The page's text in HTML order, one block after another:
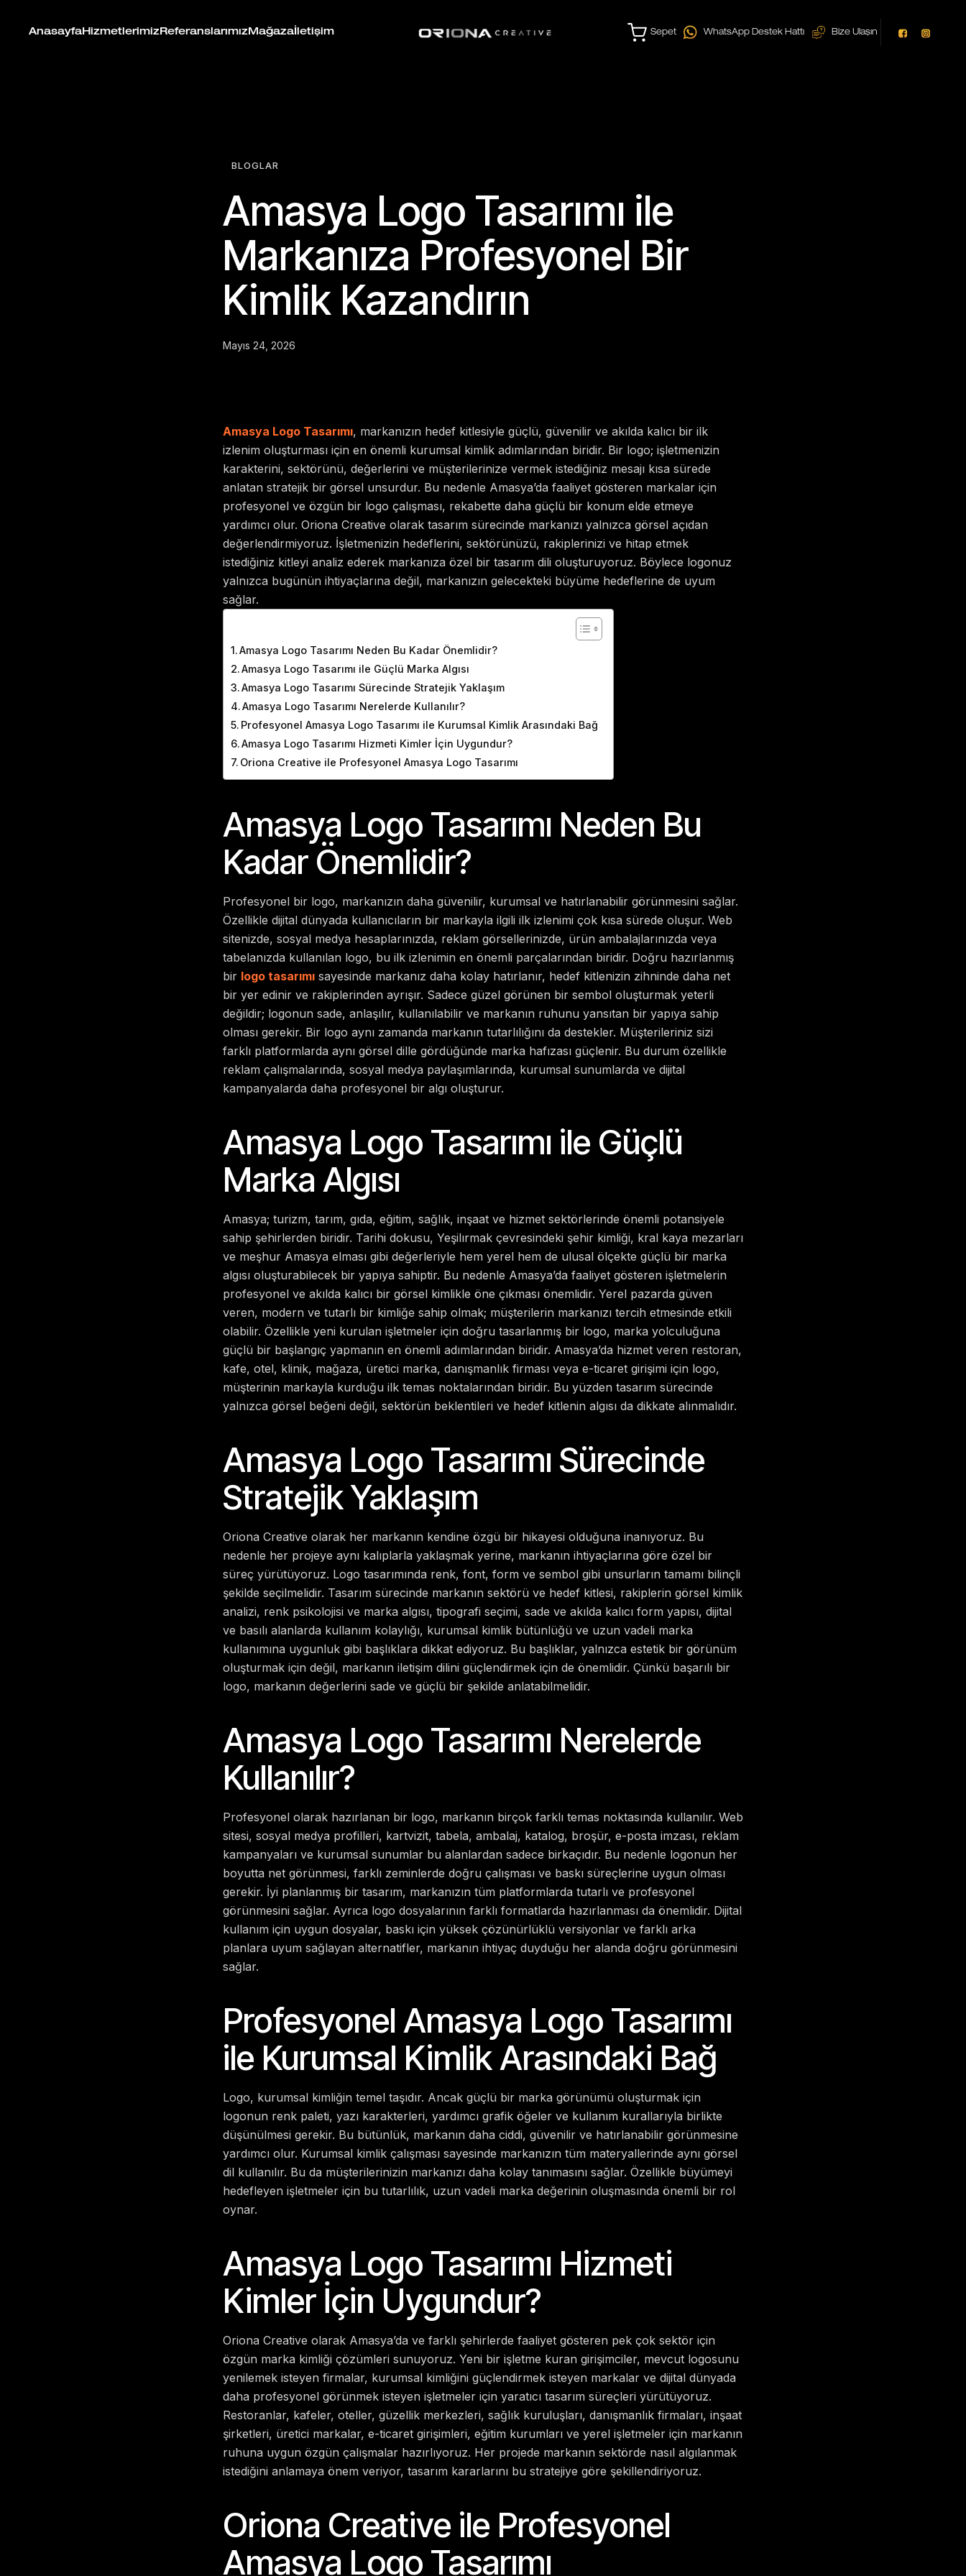
Anasayfa Hizmetlerimiz Referanslarımız Mağaza İletişim Sepet WhatsApp Destek Hattı Bize Ulaşın
BLOGLAR
Amasya Logo Tasarımı ile
Markanıza Profesyonel Bir
Kimlik Kazandırın
Mayıs 24, 2026
Amasya Logo Tasarımı, markanızın hedef kitlesiyle güçlü, güvenilir ve akılda kalıcı bir ilk
izlenim oluşturması için en önemli kurumsal kimlik adımlarından biridir. Bir logo; işletmenizin
karakterini, sektörünü, değerlerini ve müşterilerinize vermek istediğiniz mesajı kısa sürede
anlatan stratejik bir görsel unsurdur. Bu nedenle Amasya’da faaliyet gösteren markalar için
profesyonel ve özgün bir logo çalışması, rekabette daha güçlü bir konum elde etmeye
yardımcı olur. Oriona Creative olarak tasarım sürecinde markanızı yalnızca görsel açıdan
değerlendirmiyoruz. İşletmenizin hedeflerini, sektörünüzü, rakiplerinizi ve hitap etmek
istediğiniz kitleyi analiz ederek markanıza özel bir tasarım dili oluşturuyoruz. Böylece logonuz
yalnızca bugünün ihtiyaçlarına değil, markanızın gelecekteki büyüme hedeflerine de uyum
sağlar.
Amasya Logo Tasarımı Neden Bu Kadar Önemlidir?
Amasya Logo Tasarımı ile Güçlü Marka Algısı
Amasya Logo Tasarımı Sürecinde Stratejik Yaklaşım
Amasya Logo Tasarımı Nerelerde Kullanılır?
Profesyonel Amasya Logo Tasarımı ile Kurumsal Kimlik Arasındaki Bağ
Amasya Logo Tasarımı Hizmeti Kimler İçin Uygundur?
Oriona Creative ile Profesyonel Amasya Logo Tasarımı
Amasya Logo Tasarımı Neden Bu
Kadar Önemlidir?
Profesyonel bir logo, markanızın daha güvenilir, kurumsal ve hatırlanabilir görünmesini sağlar.
Özellikle dijital dünyada kullanıcıların bir markayla ilgili ilk izlenimi çok kısa sürede oluşur. Web
sitenizde, sosyal medya hesaplarınızda, reklam görsellerinizde, ürün ambalajlarınızda veya
tabelanızda kullanılan logo, bu ilk izlenimin en önemli parçalarından biridir. Doğru hazırlanmış
bir logo tasarımısayesinde markanız daha kolay hatırlanır, hedef kitlenizin zihninde daha net
bir yer edinir ve rakiplerinden ayrışır. Sadece güzel görünen bir sembol oluşturmak yeterli
değildir; logonun sade, anlaşılır, kullanılabilir ve markanın ruhunu yansıtan bir yapıya sahip
olması gerekir. Bir logo aynı zamanda markanın tutarlılığını da destekler. Müşterileriniz sizi
farklı platformlarda aynı görsel dille gördüğünde marka hafızası güçlenir. Bu durum özellikle
reklam çalışmalarında, sosyal medya paylaşımlarında, kurumsal sunumlarda ve dijital
kampanyalarda daha profesyonel bir algı oluşturur.
Amasya Logo Tasarımı ile Güçlü
Marka Algısı
Amasya; turizm, tarım, gıda, eğitim, sağlık, inşaat ve hizmet sektörlerinde önemli potansiyele
sahip şehirlerden biridir. Tarihi dokusu, Yeşilırmak çevresindeki şehir kimliği, kral kaya mezarları
ve meşhur Amasya elması gibi değerleriyle hem yerel hem de ulusal ölçekte güçlü bir marka
algısı oluşturabilecek bir yapıya sahiptir. Bu nedenle Amasya’da faaliyet gösteren işletmelerin
profesyonel ve akılda kalıcı bir görsel kimlikle öne çıkması önemlidir. Yerel pazarda güven
veren, modern ve tutarlı bir kimliğe sahip olmak; müşterilerin markanızı tercih etmesinde etkili
olabilir. Özellikle yeni kurulan işletmeler için doğru tasarlanmış bir logo, marka yolculuğuna
güçlü bir başlangıç yapmanın en önemli adımlarından biridir. Amasya’da hizmet veren restoran,
kafe, otel, klinik, mağaza, üretici marka, danışmanlık firması veya e-ticaret girişimi için logo,
müşterinin markayla kurduğu ilk temas noktalarından biridir. Bu yüzden tasarım sürecinde
yalnızca görsel beğeni değil, sektörün beklentileri ve hedef kitlenin algısı da dikkate alınmalıdır.
Amasya Logo Tasarımı Sürecinde
Stratejik Yaklaşım
Oriona Creative olarak her markanın kendine özgü bir hikayesi olduğuna inanıyoruz. Bu
nedenle her projeye aynı kalıplarla yaklaşmak yerine, markanın ihtiyaçlarına göre özel bir
süreç yürütüyoruz. Logo tasarımında renk, font, form ve sembol gibi unsurların tamamı bilinçli
şekilde seçilmelidir. Tasarım sürecinde markanın sektörü ve hedef kitlesi, rakiplerin görsel kimlik
analizi, renk psikolojisi ve marka algısı, tipografi seçimi, sade ve akılda kalıcı form yapısı, dijital
ve basılı alanlarda kullanım kolaylığı, kurumsal kimlik bütünlüğü ve uzun vadeli marka
kullanımına uygunluk gibi başlıklara dikkat ediyoruz. Bu başlıklar, yalnızca estetik bir görünüm
oluşturmak için değil, markanın iletişim dilini güçlendirmek için de önemlidir. Çünkü başarılı bir
logo, markanın değerlerini sade ve güçlü bir şekilde anlatabilmelidir.
Amasya Logo Tasarımı Nerelerde
Kullanılır?
Profesyonel olarak hazırlanan bir logo, markanın birçok farklı temas noktasında kullanılır. Web
sitesi, sosyal medya profilleri, kartvizit, tabela, ambalaj, katalog, broşür, e-posta imzası, reklam
kampanyaları ve kurumsal sunumlar bu alanlardan sadece birkaçıdır. Bu nedenle logonun her
boyutta net görünmesi, farklı zeminlerde doğru çalışması ve baskı süreçlerine uygun olması
gerekir. İyi planlanmış bir tasarım, markanızın tüm platformlarda tutarlı ve profesyonel
görünmesini sağlar. Ayrıca logo dosyalarının farklı formatlarda hazırlanması da önemlidir. Dijital
kullanım için uygun dosyalar, baskı için yüksek çözünürlüklü versiyonlar ve farklı arka
planlara uyum sağlayan alternatifler, markanın ihtiyaç duyduğu her alanda doğru görünmesini
sağlar.
Profesyonel Amasya Logo Tasarımı
ile Kurumsal Kimlik Arasındaki Bağ
Logo, kurumsal kimliğin temel taşıdır. Ancak güçlü bir marka görünümü oluşturmak için
logonun renk paleti, yazı karakterleri, yardımcı grafik öğeler ve kullanım kurallarıyla birlikte
düşünülmesi gerekir. Bu bütünlük, markanın daha ciddi, güvenilir ve hatırlanabilir görünmesine
yardımcı olur. Kurumsal kimlik çalışması sayesinde markanızın tüm materyallerinde aynı görsel
dil kullanılır. Bu da müşterilerinizin markanızı daha kolay tanımasını sağlar. Özellikle büyümeyi
hedefleyen işletmeler için bu tutarlılık, uzun vadeli marka değerinin oluşmasında önemli bir rol
oynar.
Amasya Logo Tasarımı Hizmeti
Kimler İçin Uygundur?
Oriona Creative olarak Amasya’da ve farklı şehirlerde faaliyet gösteren pek çok sektör için
özgün marka kimliği çözümleri sunuyoruz. Yeni bir işletme kuran girişimciler, mevcut logosunu
yenilemek isteyen firmalar, kurumsal kimliğini güçlendirmek isteyen markalar ve dijital dünyada
daha profesyonel görünmek isteyen işletmeler için yaratıcı tasarım süreçleri yürütüyoruz.
Restoranlar, kafeler, oteller, güzellik merkezleri, sağlık kuruluşları, danışmanlık firmaları, inşaat
şirketleri, üretici markalar, e-ticaret girişimleri, eğitim kurumları ve yerel işletmeler için markanın
ruhuna uygun özgün çalışmalar hazırlıyoruz. Her projede markanın sektörde nasıl algılanmak
istediğini anlamaya önem veriyor, tasarım kararlarını bu stratejiye göre şekillendiriyoruz.
Oriona Creative ile Profesyonel
Amasya Logo Tasarımı